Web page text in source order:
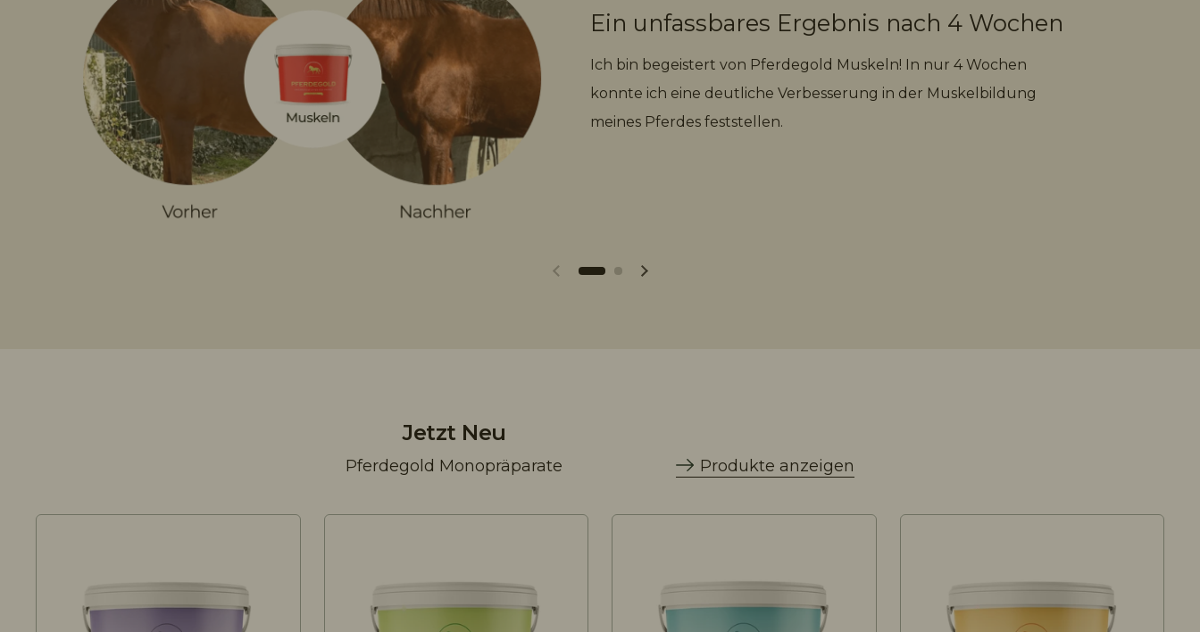
Ein unfassbares Ergebnis nach 4 Wochen
Ich bin begeistert von Pferdegold Muskeln! In nur 4 Wochen
konnte ich eine deutliche Verbesserung in der Muskelbildung
meines Pferdes feststellen.
Jetzt Neu
Pferdegold Monopräparate Produkte anzeigen